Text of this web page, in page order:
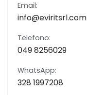
Email:
info@eviritsrl.com
Telefono:
049 8256029
WhatsApp:
328 1997208